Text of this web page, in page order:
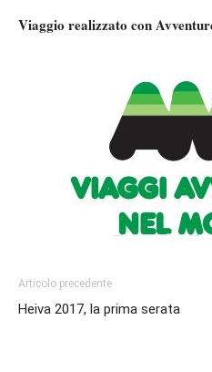
Viaggio realizzato con
Articolo precedente
Heiva 2017, la prima serata